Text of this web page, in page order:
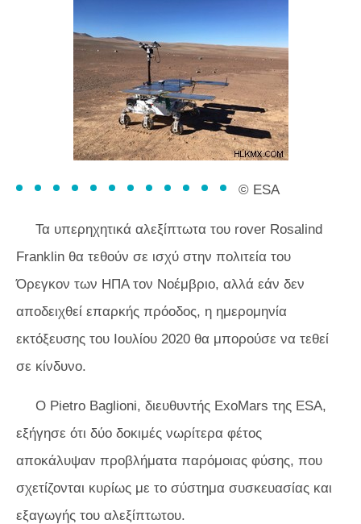
© ESA
Τα υπερηχητικά αλεξίπτωτα του rover Rosalind
Franklin θα τεθούν σε ισχύ στην πολιτεία του
Όρεγκον των ΗΠΑ τον Νοέμβριο, αλλά εάν δεν
αποδειχθεί επαρκής πρόοδος, η ημερομηνία
εκτόξευσης του Ιουλίου 2020 θα μπορούσε να τεθεί
σε κίνδυνο.
Ο Pietro Baglioni, διευθυντής ExoMars της ESA,
εξήγησε ότι δύο δοκιμές νωρίτερα φέτος
αποκάλυψαν προβλήματα παρόμοιας φύσης, που
σχετίζονται κυρίως με το σύστημα συσκευασίας και
εξαγωγής του αλεξίπτωτου.